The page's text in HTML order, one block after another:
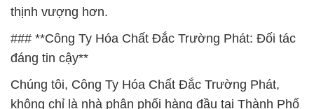
thịnh vượng hơn.
### **Công Ty Hóa Chất Đắc Trường Phát: Đối tác
đáng tin cậy**
Chúng tôi, Công Ty Hóa Chất Đắc Trường Phát,
không chỉ là nhà phân phối hàng đầu tại Thành Phố